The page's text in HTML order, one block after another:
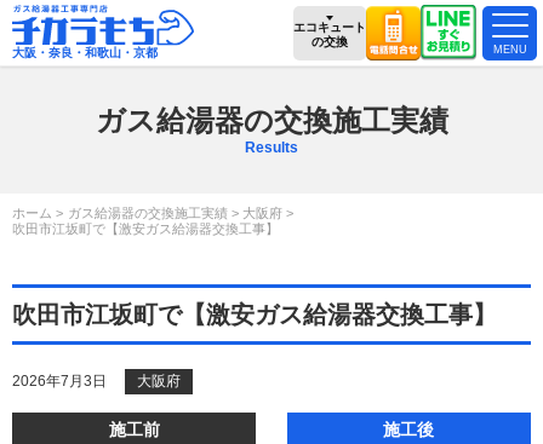
大阪・奈良・和歌山・京都
エコキュート
の交換
ガス給湯器の交換施工実績
Results
ホーム ガス給湯器の交換施工実績
大阪府
吹田市江坂町で【激安ガス給湯器交換工事】
吹田市江坂町で【激安ガス給湯器交換工事】
2026年7月3日 大阪府
施工前 施工後